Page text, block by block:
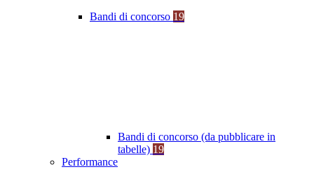
Bandi di concorso 19
Bandi di concorso (da pubblicare in
tabelle) 19
Performance